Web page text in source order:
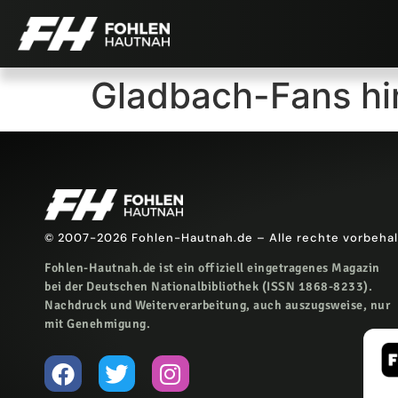
Gladbach-Fans
© 2007-2026 Fohlen-Hautnah.de – Alle rechte
Fohlen-Hautnah.de ist ein offiziell eingetragenes Magazin
bei der Deutschen Nationalbibliothek (ISSN 1868-8233).
Nachdruck und Weiterverarbeitung, auch auszugsweise, nur
mit Genehmigung.